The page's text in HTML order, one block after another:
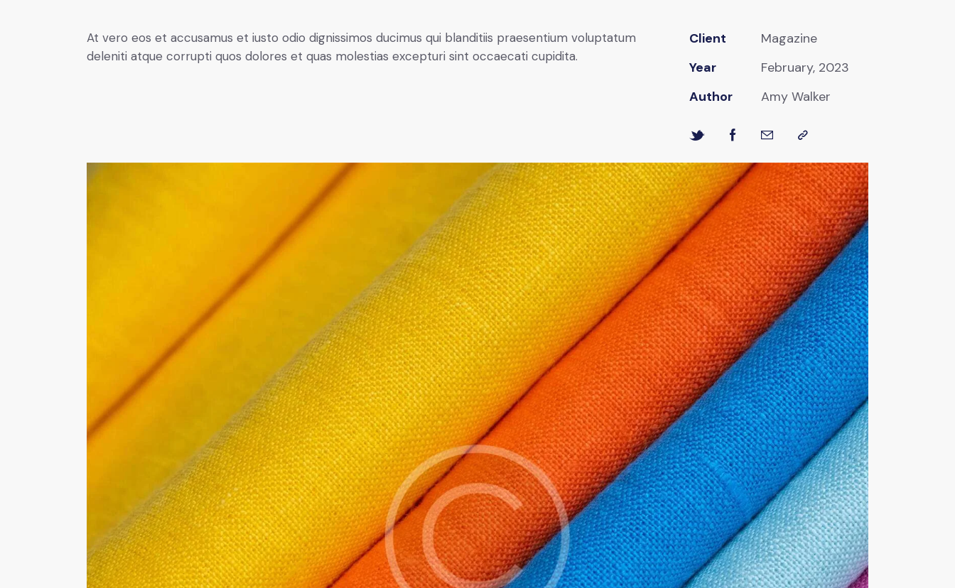
At vero eos et accusamus et iusto odio dignissimos ducimus qui blanditiis praesentium voluptatum
deleniti atque corrupti quos dolores et quas molestias excepturi sint occaecati cupidita.
Client
Magazine
Year
February, 2023
Author
Amy Walker